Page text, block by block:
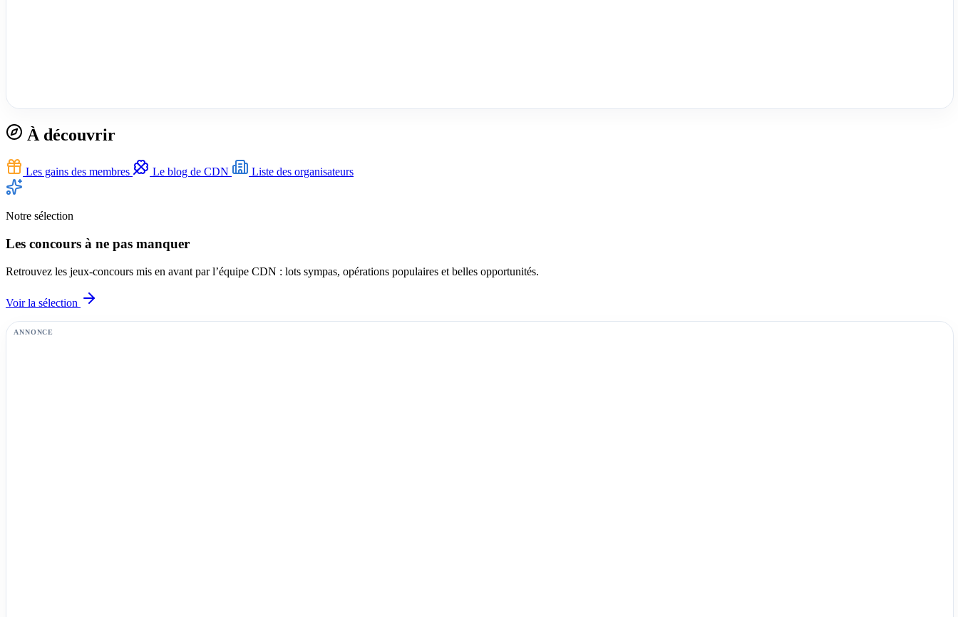
À découvrir
Les gains des membres Le blog de CDN Liste des organisateurs
Notre sélection
Les concours à ne pas manquer
Retrouvez les jeux-concours mis en avant par l’équipe CDN : lots sympas, opérations populaires et belles opportunités.
Voir la sélection
ANNONCE